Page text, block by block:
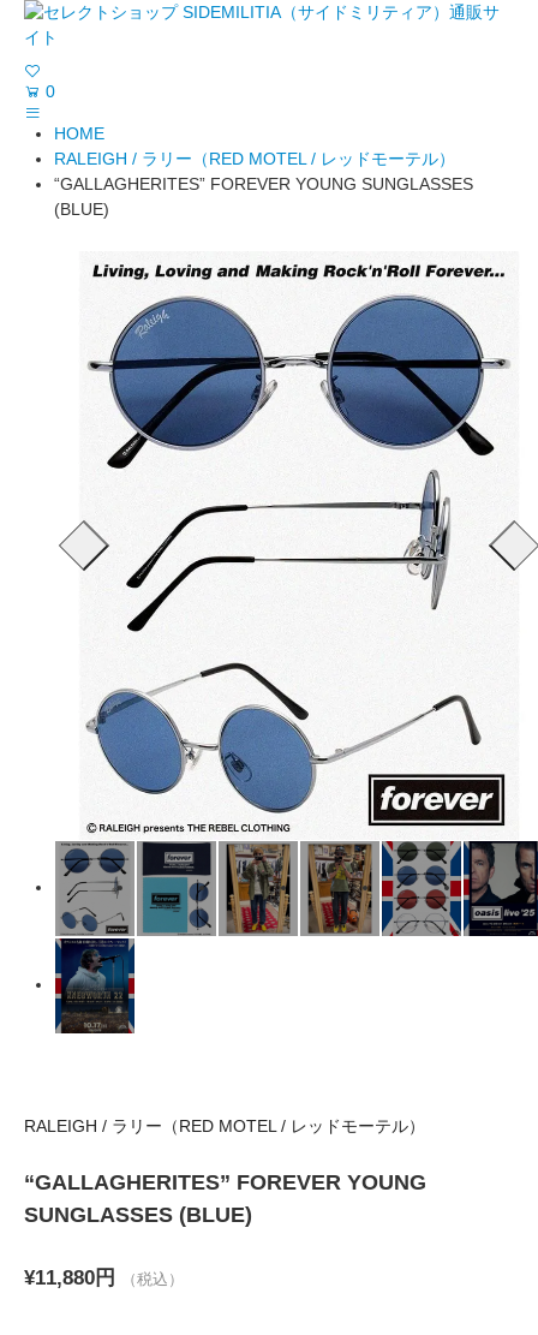
0
HOME
RALEIGH / ラリー（RED MOTEL / レッドモーテル）
“GALLAGHERITES” FOREVER YOUNG SUNGLASSES
(BLUE)
RALEIGH / ラリー（RED MOTEL / レッドモーテル）
“GALLAGHERITES” FOREVER YOUNG
SUNGLASSES (BLUE)
¥11,880円 （税込）